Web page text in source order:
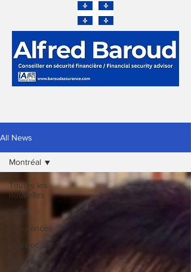
All News
Toutes les
nouvelles
Laval
Assurances
Québec
Sécurité
Montréal